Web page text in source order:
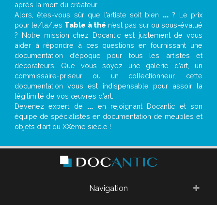
après la mort du créateur.
Alors, êtes-vous sûr que l’artiste soit bien ...? Le prix
pour le/la/les Table à thé n’est pas sur ou sous-évalué
? Notre mission chez Docantic est justement de vous
aider à répondre à ces questions en fournissant une
documentation d’époque pour tous les artistes et
décorateurs. Que vous soyez une galerie d’art, un
commissaire-priseur ou un collectionneur, cette
documentation vous est indispensable pour assoir la
légitimité de vos œuvres d’art.
Devenez expert de ... en rejoignant Docantic et son
équipe de spécialistes en documentation de meubles et
objets d’art du XXème siècle !
Navigation